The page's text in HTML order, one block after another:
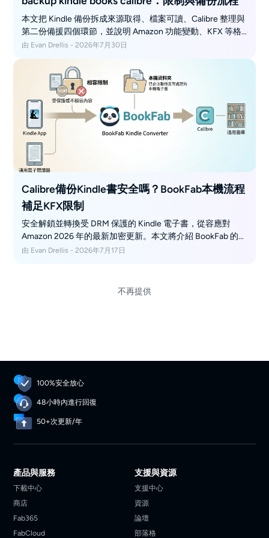
本文把 Kindle 備份拆成來源取得、檔案可讀、Calibre 整理與
第二份備援四個環節，並說明 Amazon 功能變動、KFX 等格
式限制，以及何時需要前段轉換工具。重點不是累積零散檔
案，而是建立可搜尋、可搬移、可還原的個人書庫。
由 Evan Drellis - 2026年7月30日
Calibre備份Kindle書安全嗎？BookFab本機流程
補足KFX限制
安全解鎖並轉換受 DRM 保護的 Kindle 電子書，從容應對
Amazon 2026 年的最新加密更新。本文將介紹 BookFab 的自
動掃描技術，確保在提升私密性與相容性的同時保障帳號安
由 Evan Drellis - 2026年7月17日
不再提供
100%安全放心
48小時內進行回復
50+次更新/年
產品與服務
下載中心
商店
Fab365
FabCloud
支援與資源
支援中心
資源
論壇
部落格